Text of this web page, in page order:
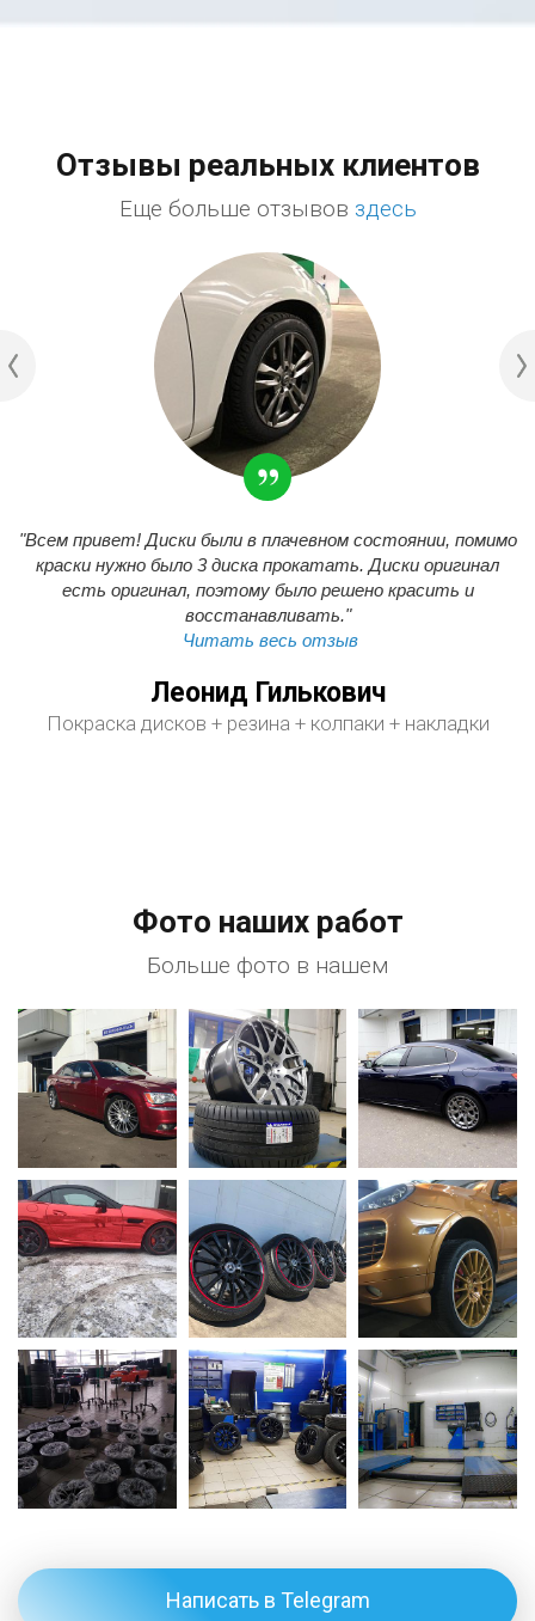
Отзывы реальных клиентов
Еще больше отзывов здесь
"Всем привет! Диски были в плачевном состоянии, помимо
краски нужно было 3 диска прокатать. Диски оригинал
есть оригинал, поэтому было решено красить и
восстанавливать."
Читать весь отзыв
Леонид Гилькович
Покраска дисков + резина + колпаки + накладки
Фото наших работ
Больше фото в нашем
Написать в Telegram